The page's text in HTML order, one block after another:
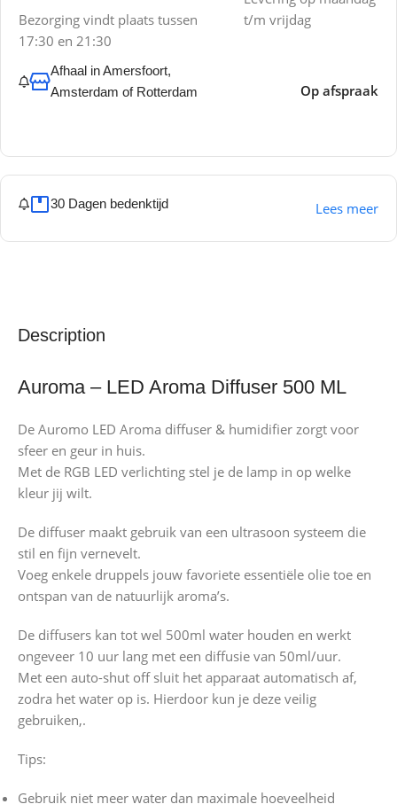
Bezorging vindt plaats tussen
17:30 en 21:30
t/m vrijdag
Afhaal in Amersfoort,
Amsterdam of Rotterdam
Op afspraak
30 Dagen bedenktijd Lees meer
Description
Auroma – LED Aroma Diffuser 500 ML
De Auromo LED Aroma diffuser & humidifier zorgt voor
sfeer en geur in huis.
Met de RGB LED verlichting stel je de lamp in op welke
kleur jij wilt.
De diffuser maakt gebruik van een ultrasoon systeem die
stil en fijn vernevelt.
Voeg enkele druppels jouw favoriete essentiële olie toe en
ontspan van de natuurlijk aroma’s.
De diffusers kan tot wel 500ml water houden en werkt
ongeveer 10 uur lang met een diffusie van 50ml/uur.
Met een auto-shut off sluit het apparaat automatisch af,
zodra het water op is. Hierdoor kun je deze veilig
gebruiken,.
Tips:
Gebruik niet meer water dan maximale hoeveelheid